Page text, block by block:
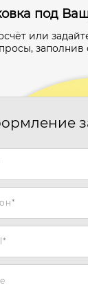
под
или